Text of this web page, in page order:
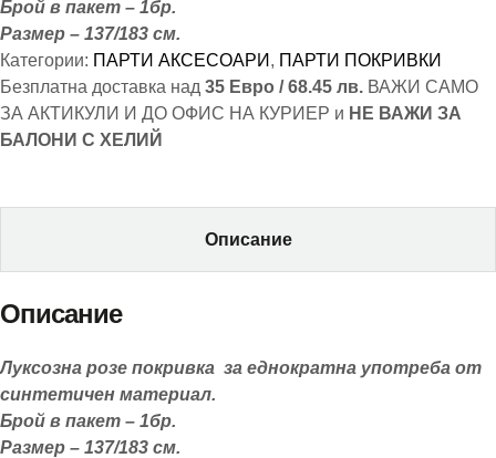
Брой в пакет – 1бр.
Размер – 137/183 см.
Категории: ПАРТИ АКСЕСОАРИ , ПАРТИ ПОКРИВКИ
Безплатна доставка над 35 Евро / 68.45 лв. ВАЖИ САМО
ЗА АКТИКУЛИ И ДО ОФИС НА КУРИЕР и НЕ ВАЖИ ЗА
БАЛОНИ С ХЕЛИЙ
Описание
Описание
Луксозна розе покривка за еднократна употреба от
синтетичен материал.
Брой в пакет – 1бр.
Размер – 137/183 см.